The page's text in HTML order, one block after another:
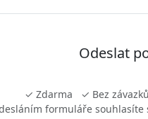
Odeslat
✓ Zdarma ✓ Bez
formuláře souhlasíte